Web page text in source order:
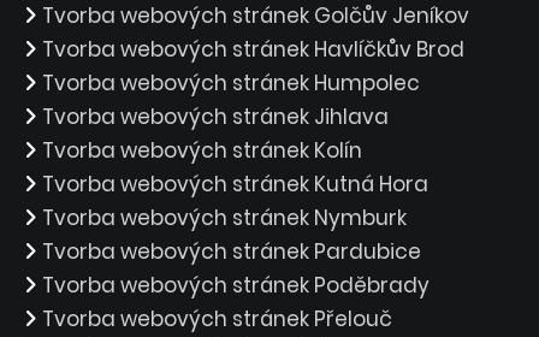
Tvorba webových stránek Golčův Jeníkov
Tvorba webových stránek Havlíčkův Brod
Tvorba webových stránek Humpolec
Tvorba webových stránek Jihlava
Tvorba webových stránek Kolín
Tvorba webových stránek Kutná Hora
Tvorba webových stránek Nymburk
Tvorba webových stránek Pardubice
Tvorba webových stránek Poděbrady
Tvorba webových stránek Přelouč